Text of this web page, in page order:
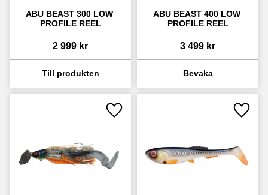
ABU BEAST 300 LOW
PROFILE REEL
2 999 kr
ABU BEAST 400 LOW
PROFILE REEL
3 499 kr
Lägg till i favoriter Lägg